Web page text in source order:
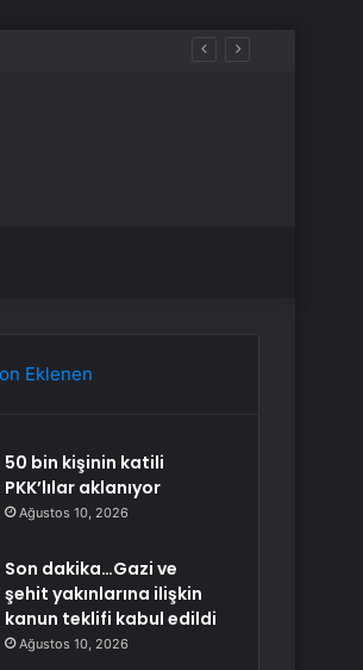
Eklenen
50 bin kişinin katili
PKK’lılar aklanıyor
Ağustos 10, 2026
Son dakika…Gazi ve
şehit yakınlarına ilişkin
kanun teklifi kabul edildi
Ağustos 10, 2026